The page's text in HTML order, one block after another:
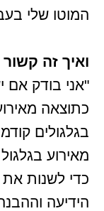
המוטו שלי
ואיך זה
"אני בודק אם
כתוצאה
בגלגולים
מאירוע
כדי לשנות את
הידיעה